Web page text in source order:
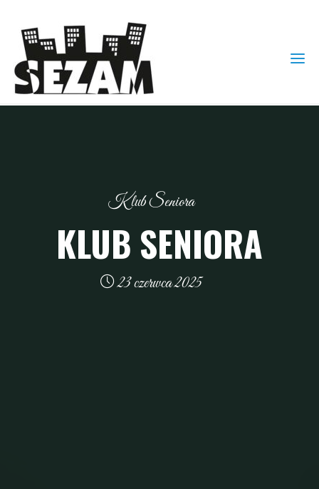
Klub Seniora
KLUB SENIORA
23 czerwca 2025